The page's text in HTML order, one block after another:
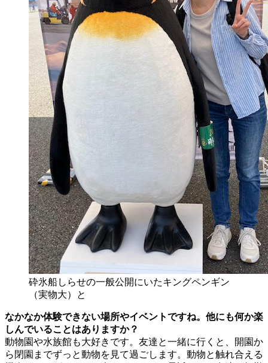
砕氷船しらせの一般公開にいたキングペンギン
（実物大）と
なかなか体験できない場所やイベントですね。他にも何か楽
しんでいることはありますか？
動物園や水族館も大好きです。友達と一緒に行くと、開園か
ら閉園までずっと動物を見て過ごします。動物と触れ合える